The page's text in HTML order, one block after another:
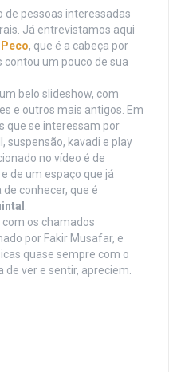
de pessoas interessadas
Já entrevistamos aqui
, que é a cabeça por
contou um pouco de sua
belo slideshow, com
e outros mais antigos. Em
que se interessam por
suspensão, kavadi e play
no vídeo é de
de um espaço que já
conhecer, que é
os chamados
por Fakir Musafar, e
quase sempre com o
ver e sentir, apreciem.